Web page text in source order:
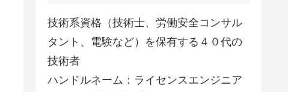
技術系資格（技術士、労働安全コンサル
タント、電験など）を保有する４０代の
技術者
ハンドルネーム：ライセンスエンジニア